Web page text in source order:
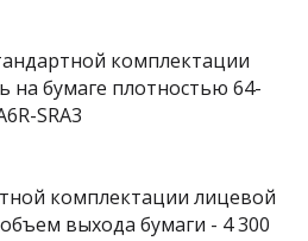
комплектации
на бумаге плотностью 64-
SRA3
комплектации лицевой
выхода бумаги - 4 300